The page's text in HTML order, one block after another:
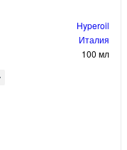
Hyperoil
Италия
100 мл